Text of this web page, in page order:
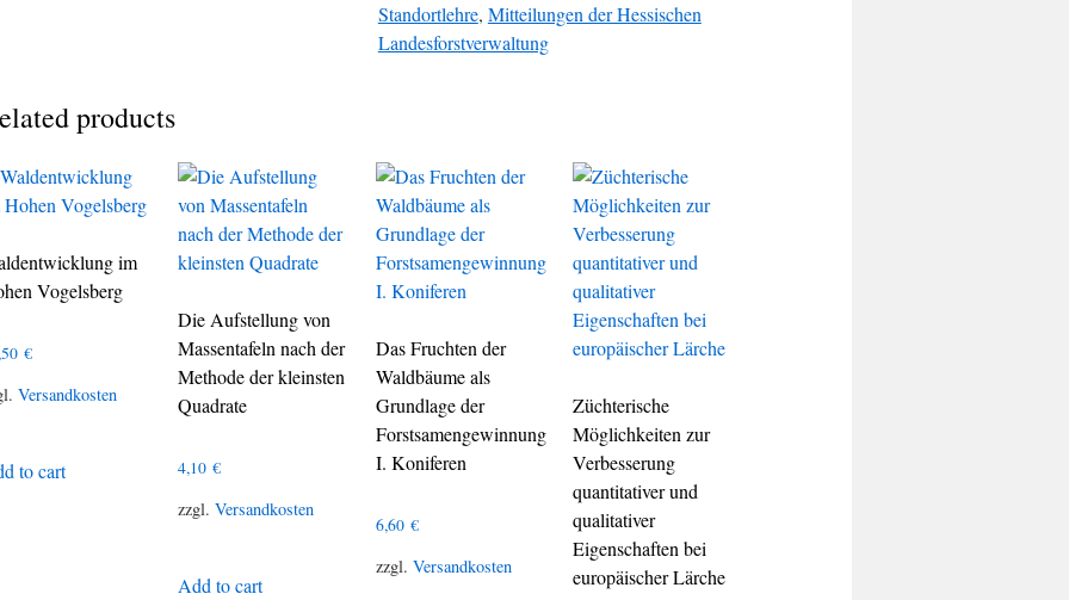
Standortlehre, Mitteilungen der Hessischen
Landesforstverwaltung
products
im
Vogelsberg
€
Versandkosten
to cart
Die Aufstellung von
Massentafeln nach der
Methode der kleinsten
Quadrate
4,10€
zzgl.Versandkosten
Add to cart
Das Fruchten der
Waldbäume als
Grundlage der
Forstsamengewinnung
I. Koniferen
6,60 €
zzgl. Versandkosten
Züchterische
Möglichkeiten zur
Verbesserung
quantitativer und
qualitativer
Eigenschaften bei
europäischer Lärche